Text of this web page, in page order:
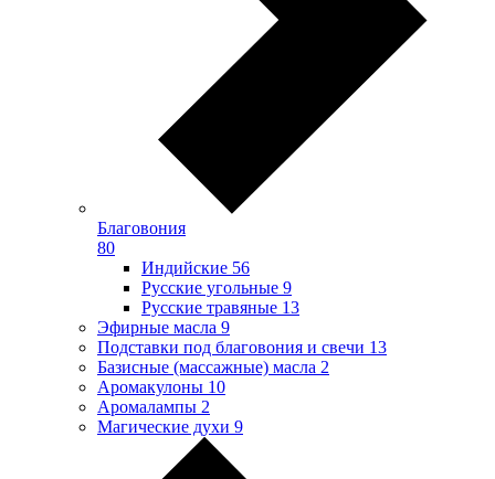
Благовония
80
Индийские 56
Русские угольные 9
Русские травяные 13
Эфирные масла 9
Подставки под благовония и свечи 13
Базисные (массажные) масла 2
Аромакулоны 10
Аромалампы 2
Магические духи 9